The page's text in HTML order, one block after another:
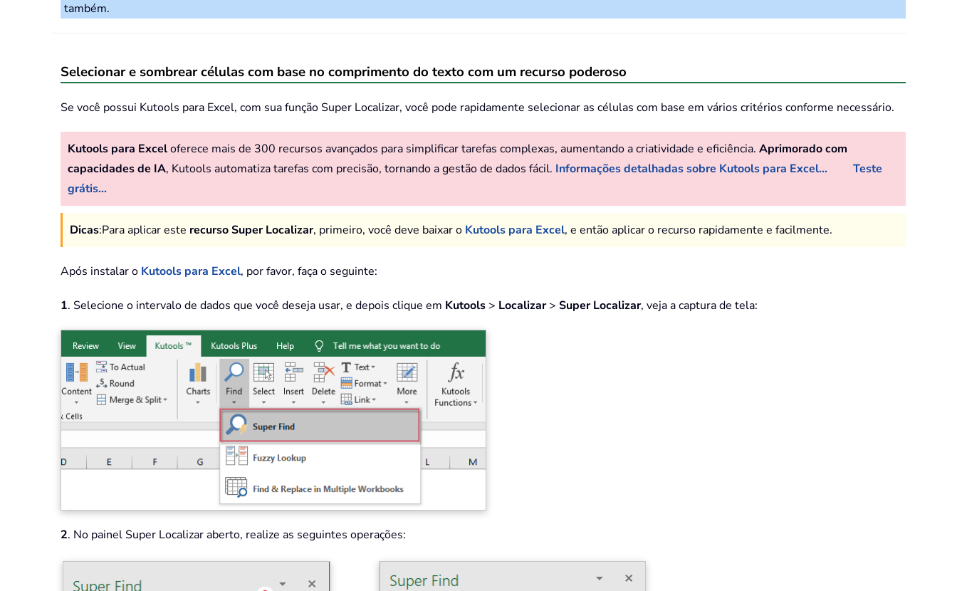
também.
Selecionar e sombrear células com base no comprimento do texto com um recurso poderoso
Se você possui Kutools para Excel, com sua função Super Localizar, você pode rapidamente selecionar as células com base em vários critérios conforme necessário.
Kutools para Exceloferece mais de 300 recursos avançados para simplificar tarefas complexas, aumentando a criatividade e eficiência. Aprimorado com
capacidades de IA, Kutools automatiza tarefas com precisão, tornando a gestão de dados fácil. Informações detalhadas sobre Kutools para Excel...
Teste
grátis...
Dicas:Para aplicar este recurso Super Localizar, primeiro, você deve baixar o Kutools para Excel, e então aplicar o recurso rapidamente e facilmente.
Após instalar o Kutools para Excel, por favor, faça o seguinte:
1. Selecione o intervalo de dados que você deseja usar, e depois clique em Kutools > Localizar> Super Localizar, veja a captura de tela:
2. No painel Super Localizar aberto, realize as seguintes operações: